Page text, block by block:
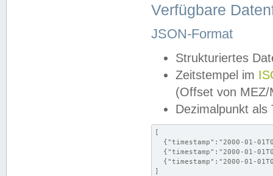
Verfügbare
JSON-Format
Strukturiertes
Zeitstempel im
(Offset von MEZ/
Dezimalpunkt als
[
{"timestamp":"2000-01-
{"timestamp":"2000-01-
{"timestamp":"2000-01-
]